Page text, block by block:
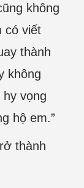
không
có viết
thành
không
vọng
hộ em.”
thành